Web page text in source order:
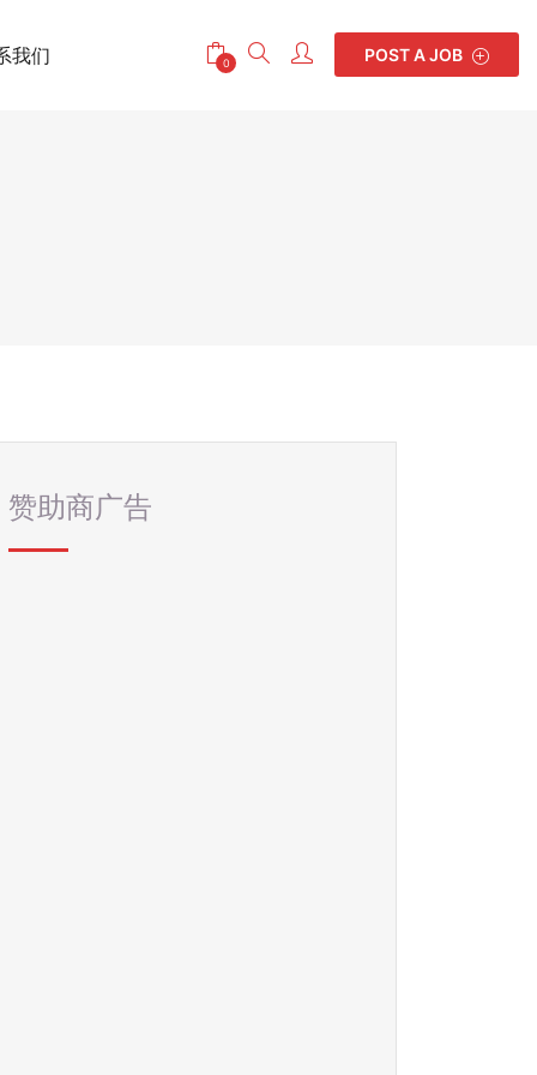
我们 0 POST A JOB
赞助商广告